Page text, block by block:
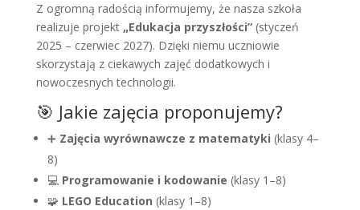
Z ogromną radością informujemy, że nasza szkoła
realizuje projekt „Edukacja przyszłości”(styczeń
2025 – czerwiec 2027). Dzięki niemu uczniowie
skorzystają z ciekawych zajęć dodatkowych i
nowoczesnych technologii.
🎯 Jakie zajęcia proponujemy?
➕ Zajęcia wyrównawcze z matematyki (klasy 4–
8)
💻 Programowanie i kodowanie (klasy 1–8)
🧩 LEGO Education (klasy 1–8)